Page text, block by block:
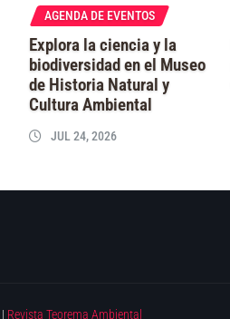
AGENDA DE EVENTOS
Explora la ciencia y la
biodiversidad en el Museo
de Historia Natural y
Cultura Ambiental
JUL 24, 2026
| Revista Teorema Ambiental